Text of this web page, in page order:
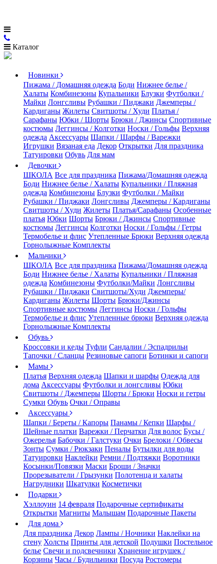
Каталог
Новинки
Пижама / Домашняя одежда Боди Нижнее белье /
Халаты Комбинезоны Купальники Блузки Футболки /
Майки Лонгсливы Рубашки / Пиджаки Джемперы /
Кардиганы Жилеты Свитшоты / Худи Платья /
Сарафаны Юбки / Шорты Брюки / Джинсы Спортивные
костюмы Леггинсы / Колготки Носки / Гольфы Верхняя
одежда Аксессуары Шапки / Шарфы / Варежки
Игрушки Вязаная еда Декор Открытки Для праздника
Татуировки Обувь Для мам
Девочки
ШКОЛА Все для праздника Пижама/Домашняя одежда
Боди Нижнее белье / Халаты Купальники / Пляжная
одежда Комбинезоны Блузки Футболки / Майки
Рубашки / Пиджаки Лонгсливы Джемперы / Кардиганы
Свитшоты / Худи Жилеты Платья/Сарафаны Особенные
платья Юбки Шорты Брюки / Джинсы Спортивные
костюмы Леггинсы Колготки Носки / Гольфы / Гетры
Термобелье и флис Утепленные Брюки Верхняя одежда
Горнолыжные Комплекты
Мальчики
ШКОЛА Все для праздника Пижама/Домашняя одежда
Боди Нижнее белье / Халаты Купальники / Пляжная
одежда Комбинезоны Футболки/Майки Лонгсливы
Рубашки / Пиджаки Свитшоты/Худи Джемперы/
Кардиганы Жилеты Шорты Брюки/Джинсы
Спортивные костюмы Леггинсы Носки / Гольфы
Термобелье и флис Утепленные брюки Верхняя одежда
Горнолыжные Комплекты
Обувь
Кроссовки и кеды Туфли Сандалии / Эспадрильи
Тапочки / Сланцы Резиновые сапоги Ботинки и сапоги
Мамы
Платья Верхняя одежда Шапки и шарфы Одежда для
дома Аксессуары Футболки и лонгсливы Юбки
Свитшоты / Джемперы Шорты / Брюки Носки и гетры
Сумки Обувь Очки / Оправы
Аксессуары
Шапки / Береты / Капоры Панамы / Кепки Шарфы /
Шейные платки Варежки / Перчатки Для волос Бусы /
Ожерелья Бабочки / Галстуки Очки Брелоки / Обвесы
Зонты Сумки / Рюкзаки Пеналы Бутылки для воды
Татуировки Наклейки Ремни / Подтяжки Воротники
Косынки/Повязки Маски Броши / Значки
Прорезыватели / Грызунки Полотенца и халаты
Нагрудники Шкатулки Косметички
Подарки
Хэллоуин 14 февраля Подарочные сертификаты
Открытки Магниты Малышам Подарочные Пакеты
Для дома
Для праздника Декор Лампы / Ночники Наклейки на
стену Холсты Принты для детской Подушки Постельное
белье Свечи и подсвечники Хранение игрушек /
Корзины Часы / Будильники Посуда Ростомеры